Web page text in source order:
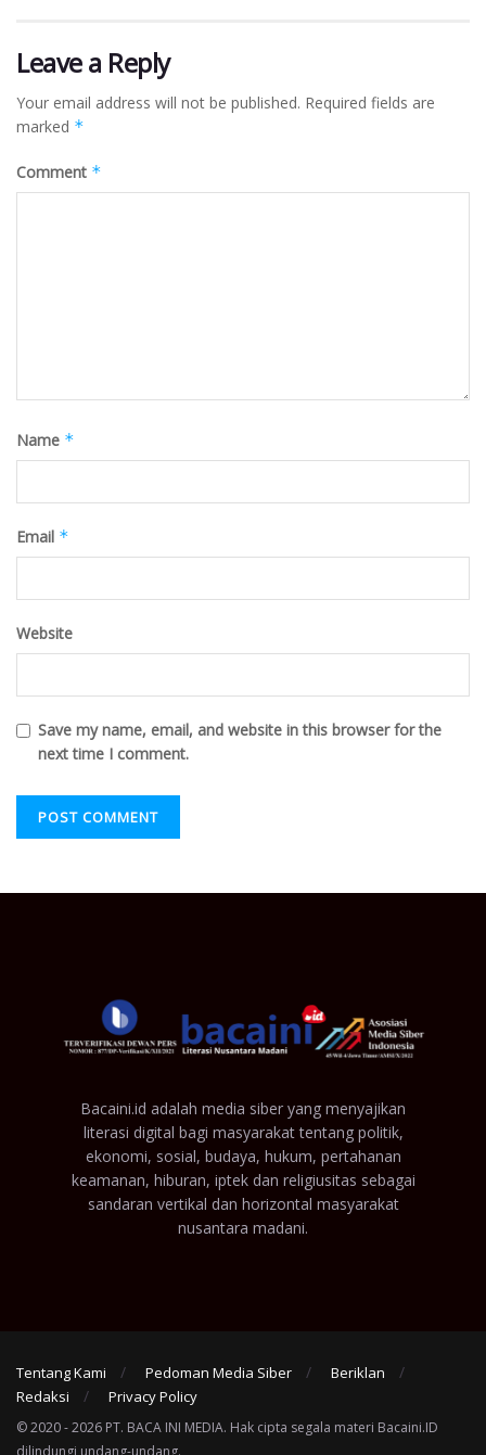
Leave a Reply
Your email address will not be published. Required fields are
marked *
Comment *
Name *
Email *
Website
Save my name, email, and website in this browser for the
next time I comment.
Bacaini.id adalah media siber yang menyajikan
literasi digital bagi masyarakat tentang politik,
ekonomi, sosial, budaya, hukum, pertahanan
keamanan, hiburan, iptek dan religiusitas sebagai
sandaran vertikal dan horizontal masyarakat
nusantara madani.
Tentang Kami Pedoman Media Siber
Beriklan
Redaksi
Privacy Policy
© 2020 - 2026 PT. BACA INI MEDIA. Hak cipta segala materi Bacaini.ID
dilindungi undang-undang.